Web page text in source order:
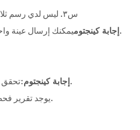
س٣. ليس لدي رسم ثلاثي الأبعاد، كيف يمكنني القيام بذلك؟
إجابة كينجتوم يمكنك إرسال عينة واحدة إلينا، ثم يمكننا إنتاجها وفقًا لعينتك.
إجابة كينجتوم :تحقق من العينات قبل الإنتاج بكميات كبيرة.
يوجد تقرير فحص مفصل وصور للبضائع قبل الشحن.